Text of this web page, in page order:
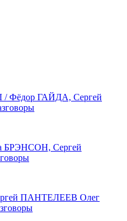
ГАЙДА, Сергей
БРЭНСОН, Сергей
ПАНТЕЛЕЕВ Олег